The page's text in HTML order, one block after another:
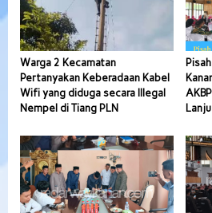
Warga 2 Kecamatan
Pertanyakan Keberadaan Kabel
Wifi yang diduga secara Illegal
Nempel di Tiang PLN